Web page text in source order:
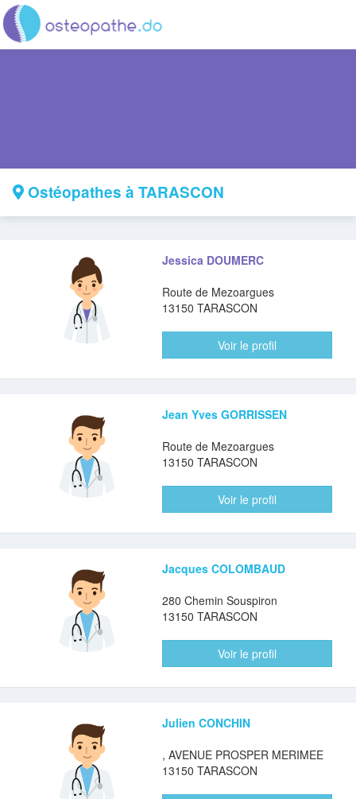
Ostéopathes à TARASCON
Jessica DOUMERC
Route de Mezoargues
13150 TARASCON
Voir le profil
Jean Yves GORRISSEN
Route de Mezoargues
13150 TARASCON
Voir le profil
Jacques COLOMBAUD
280 Chemin Souspiron
13150 TARASCON
Voir le profil
Julien CONCHIN
, AVENUE PROSPER MERIMEE
13150 TARASCON